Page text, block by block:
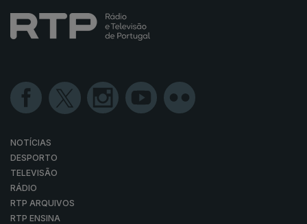
NOTÍCIAS
DESPORTO
TELEVISÃO
RÁDIO
RTP ARQUIVOS
RTP ENSINA